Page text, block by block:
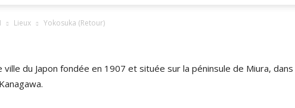
Lieux Yokosuka (Retour)
ville du Japon fondée en 1907 et située sur la péninsule de Miura, dans